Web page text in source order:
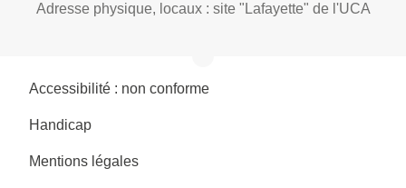
Adresse physique, locaux : site "Lafayette" de l'UCA
Accessibilité : non conforme
Handicap
Mentions légales